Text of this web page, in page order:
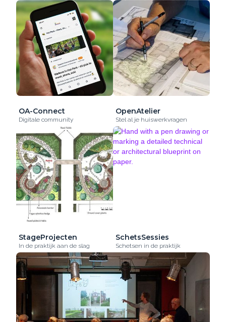
OA-Connect
Digitale community
OpenAtelier
Stel al je huiswerkvragen
StageProjecten
In de praktijk aan de slag
SchetsSessies
Schetsen in de praktijk